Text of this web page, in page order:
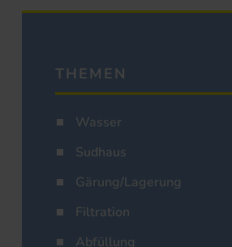
THEMEN
Wasser
Sudhaus
Gärung/Lagerung
Filtration
Abfüllung